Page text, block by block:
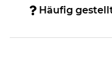
Häufig